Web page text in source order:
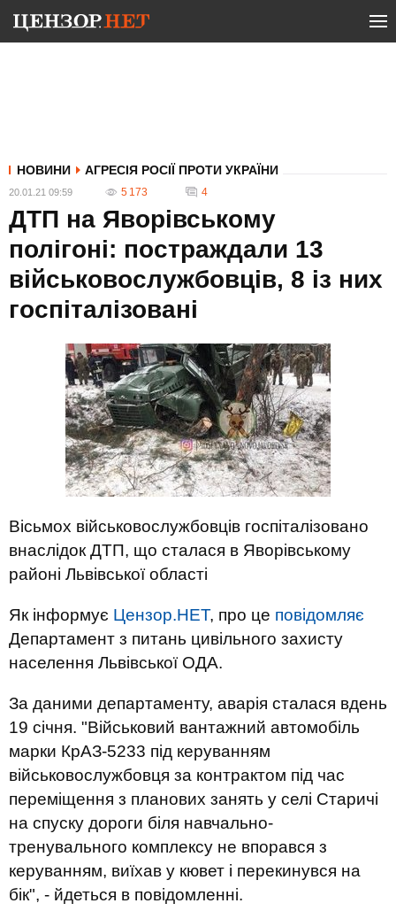
НОВИНИ АГРЕСІЯ РОСІЇ ПРОТИ УКРАЇНИ
20.01.21 09:59 5 173 4
ДТП на Яворівському
полігоні: постраждали 13
військовослужбовців, 8 із них
госпіталізовані
Вісьмох військовослужбовців госпіталізовано
внаслідок ДТП, що сталася в Яворівському
районі Львівської області
Як інформує Цензор.НЕТ, про це повідомляє
Департамент з питань цивільного захисту
населення Львівської ОДА.
За даними департаменту, аварія сталася вдень
19 січня. "Військовий вантажний автомобіль
марки КрАЗ-5233 під керуванням
військовослужбовця за контрактом під час
переміщення з планових занять у селі Старичі
на спуску дороги біля навчально-
тренувального комплексу не впорався з
керуванням, виїхав у кювет і перекинувся на
бік", - йдеться в повідомленні.